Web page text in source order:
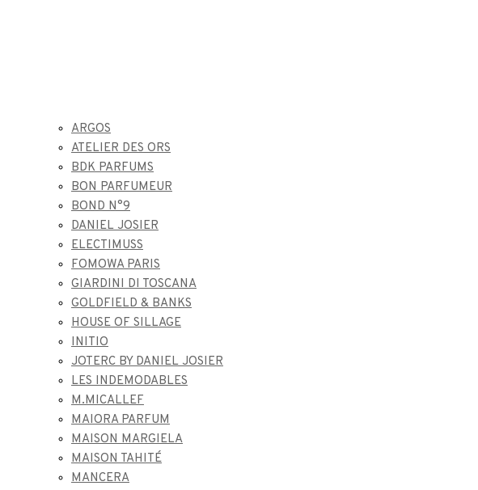
ARGOS
ATELIER DES ORS
BDK PARFUMS
BON PARFUMEUR
BOND N°9
DANIEL JOSIER
ELECTIMUSS
FOMOWA PARIS
GIARDINI DI TOSCANA
GOLDFIELD & BANKS
HOUSE OF SILLAGE
INITIO
JOTERC BY DANIEL JOSIER
LES INDEMODABLES
M.MICALLEF
MAIORA PARFUM
MAISON MARGIELA
MAISON TAHITÉ
MANCERA